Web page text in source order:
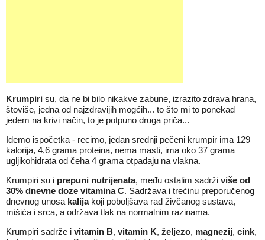
Krumpiri su, da ne bi bilo nikakve zabune, izrazito zdrava hrana,
štoviše, jedna od najzdravijih mogćih... to što mi to ponekad
jedem na krivi način, to je potpuno druga priča...
Idemo ispočetka - recimo, jedan srednji pečeni krumpir ima 129
kalorija, 4,6 grama proteina, nema masti, ima oko 37 grama
ugljikohidrata od čeha 4 grama otpadaju na vlakna.
Krumpiri su i prepuni nutrijenata, među ostalim sadrži više od
30% dnevne doze vitamina C. Sadržava i trećinu preporučenog
dnevnog unosa kalija koji poboljšava rad živčanog sustava,
mišića i srca, a održava tlak na normalnim razinama.
Krumpiri sadrže i vitamin B, vitamin K, željezo, magnezij, cink,